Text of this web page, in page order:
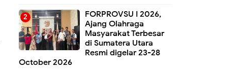
FORPROVSU I 2026,
Ajang Olahraga
Masyarakat Terbesar
di Sumatera Utara
Resmi digelar 23-28
October 2026